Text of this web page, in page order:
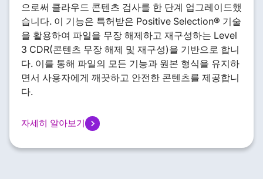
으로써 클라우드 콘텐츠 검사를 한 단계 업그레이드했
습니다. 이 기능은 특허받은 Positive Selection® 기술
을 활용하여 파일을 무장 해제하고 재구성하는 Level
3 CDR(콘텐츠 무장 해제 및 재구성)을 기반으로 합니
다. 이를 통해 파일의 모든 기능과 원본 형식을 유지하
면서 사용자에게 깨끗하고 안전한 콘텐츠를 제공합니
다.
자세히 알아보기